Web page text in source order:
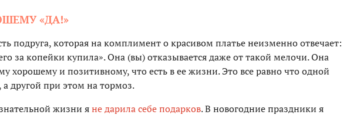
«ДА!»
подруга, которая на комплимент о красивом платье неизменно отвечает:
за копейки купила». Она (вы) отказывается даже от такой мелочи. Она
хорошему и позитивному, что есть в ее жизни. Это все равно что одной
а другой при этом на тормоз.
жизни яне дарила себе подарков. В новогодние праздники я